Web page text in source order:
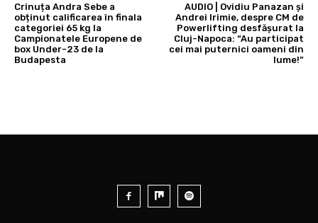
Crinuța Andra Sebe a
obținut calificarea în finala
categoriei 65 kg la
Campionatele Europene de
box Under-23 de la
Budapesta
AUDIO | Ovidiu Panazan și
Andrei Irimie, despre CM de
Powerlifting desfășurat la
Cluj-Napoca: “Au participat
cei mai puternici oameni din
lume!”